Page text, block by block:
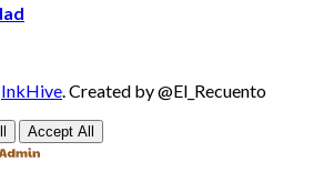
InkHive Created by @El_Recuento
Accept All